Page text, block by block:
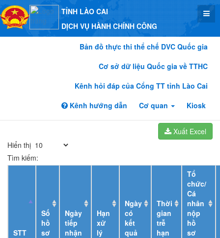
TỈNH LÀO CAI
DỊCH VỤ HÀNH CHÍNH CÔNG
Bản đồ thực thi thể chế DVC Quốc gia
Cơ sở dữ liệu Quốc gia về TTHC
Kênh hỏi đáp của Cổng TT tỉnh Lào Cai
Kênh hướng dẫn
Cơ quan Kiosk
Xuất Excel
Hiển thị
Tìm kiếm:
STT
Số
hồ
sơ
Ngày
tiếp
nhận
Hạn
xử
lý
Ngày
có
kết
quả
Thời
gian
trễ
hạn
Tổ
chức/
Cá
nhân
nộp
hồ
sơ